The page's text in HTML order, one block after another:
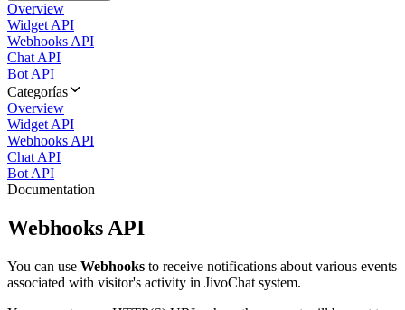
Overview
Widget API
Webhooks API
Chat API
Bot API
Categorías
Overview
Widget API
Webhooks API
Chat API
Bot API
Documentation
Webhooks API
You can use Webhooks to receive notifications about various events
associated with visitor's activity in JivoChat system.